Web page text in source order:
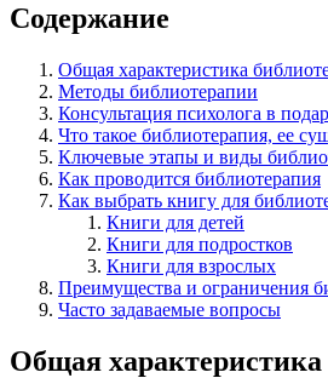
Содержание
Общая характеристика
Методы библиотерапии
Консультация психолога в
Что такое библиотерапия, ее
Ключевые этапы и виды
Как проводится библиотерапия
Как выбрать книгу для
Книги для детей
Книги для подростков
Книги для взрослых
Преимущества и ограничения
Часто задаваемые вопросы
Общая